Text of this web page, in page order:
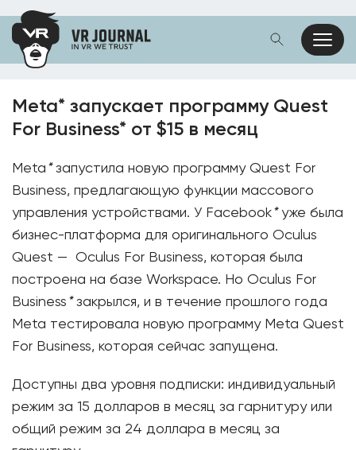
Meta* запускает программу Quest
For Business* от $15 в месяц
Meta *запустила новую программу Quest For
Business, предлагающую функции массового
управления устройствами. У Facebook*уже была
бизнес-платформа для оригинального Oculus
Quest — Oculus For Business, которая была
построена на базе Workspace. Но Oculus For
Business *закрылся, и в течение прошлого года
Meta тестировала новую программу Meta Quest
For Business, которая сейчас запущена.
Доступны два уровня подписки: индивидуальный
режим за 15 долларов в месяц за гарнитуру или
общий режим за 24 доллара в месяц за